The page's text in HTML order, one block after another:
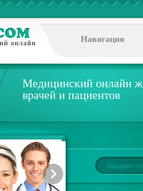
онлайн
Навигация
Медицинский онлайн
врачей и пациентов